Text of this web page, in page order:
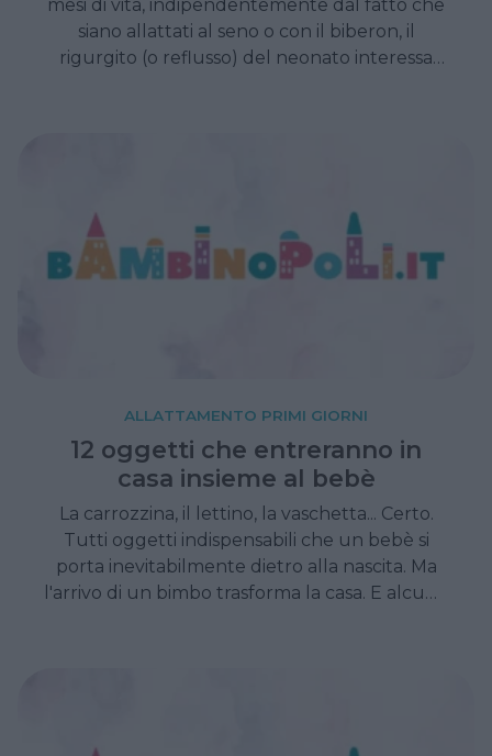
mesi di vita, indipendentemente dal fatto che
siano allattati al seno o con il biberon, il
rigurgito (o reflusso) del neonato interessa
ALLATTAMENTO PRIMI GIORNI
12 oggetti che entreranno in
casa insieme al bebè
La carrozzina, il lettino, la vaschetta... Certo.
Tutti oggetti indispensabili che un bebè si
porta inevitabilmente dietro alla nascita. Ma
l'arrivo di un bimbo trasforma la casa. E alcune